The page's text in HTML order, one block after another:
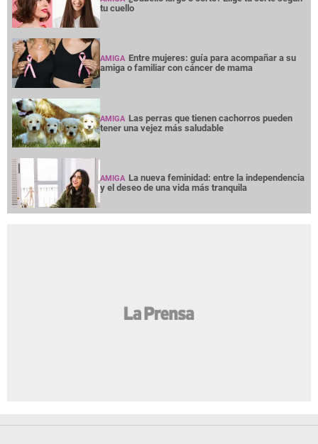
tu cuello
AMIGA Entre mujeres: guía para acompañar a su
amiga o familiar con cáncer de mama
AMIGA Las perras que tienen cachorros pueden
tener una vejez más saludable
AMIGA La nueva feminidad: entre la independencia
y el deseo de una vida más tranquila